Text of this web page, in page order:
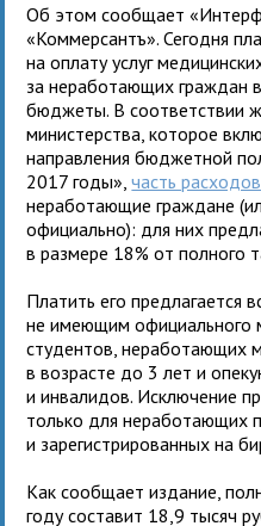
Об этом сообщает
«Коммерсантъ». Сегодня
на оплату услуг
за неработающих граждан
бюджеты. В соответствии
министерства, которое
направления бюджетной
2017 годы»,часть расходов
неработающие граждане
официально): для них
в размере 18% от полного
Платить его предлагается
не имеющим официального
студентов, неработающих
в возрасте до 3 лет и
и инвалидов. Исключение
только для неработающих
и зарегистрированных на
Как сообщает издание,
году составит 18,9 тысяч